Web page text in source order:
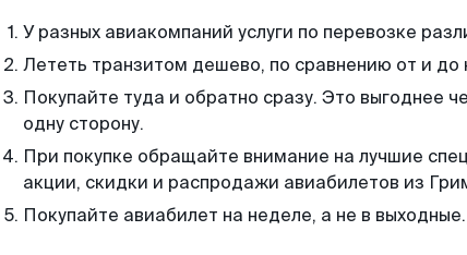
У разных авиакомпаний услуги по перевозке
Лететь транзитом дешево, по сравнению от и до
Покупайте туда и обратно сразу. Это выгоднее
одну сторону.
При покупке обращайте внимание на лучшие
акции, скидки и распродажи авиабилетов из
Покупайте авиабилет на неделе, а не в выходные.